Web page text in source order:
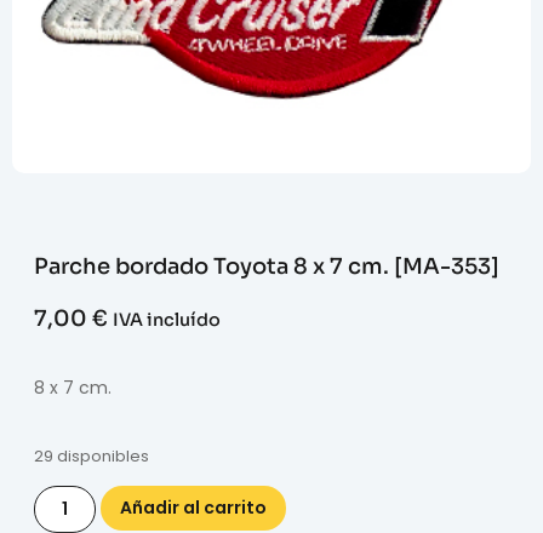
Parche bordado Toyota 8 x 7 cm. [MA-353]
7,00 € IVA incluído
8 x 7 cm.
29 disponibles
Añadir al carrito